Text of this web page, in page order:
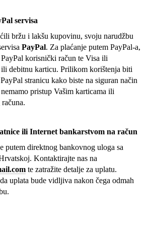
servisa
bržu i lakšu kupovinu, svoju narudžbu
PayPal. Za plaćanje putem PayPal-a,
korisnički račun te Visa ili
debitnu karticu. Prilikom korištenja biti
stranicu kako biste na siguran način
pristup Vašim karticama ili
ili Internet bankarstvom na račun
putem direktnog bankovnog uloga sa
Kontaktirajte nas na
te zatražite detalje za uplatu.
uplata bude vidljiva nakon čega odmah